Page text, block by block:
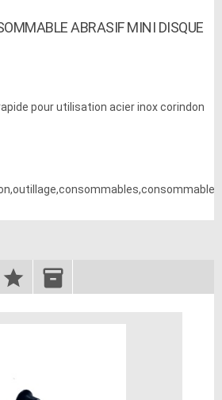
ABRASIF MINI DISQUE
pour utilisation acier inox corindon